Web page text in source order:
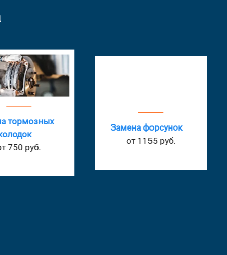
тормозных
750 руб.
Замена форсунок
от 1155 руб.